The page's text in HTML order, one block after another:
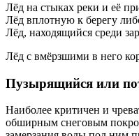
Лёд на стыках реки и её
Лёд вплотную к берегу
Лёд, находящийся среди
Лёд с вмёрзшими в него
Пузырящийся или
Наиболее критичен и
обширным снеговым